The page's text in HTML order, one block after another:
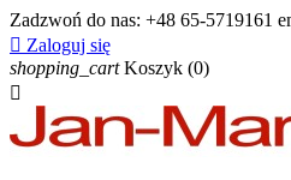
Zadzwoń do nas: +48 65-5719161
 Zaloguj się
shopping_cart Koszyk (0)
